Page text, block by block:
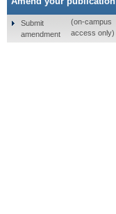
Submit
amendment
(on-campus
access only)